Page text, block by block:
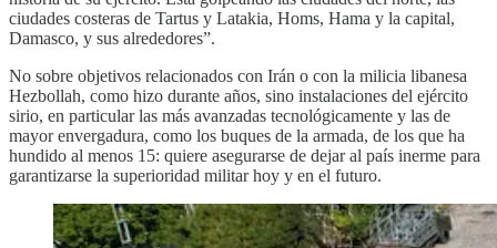
ciudades costeras de Tartus y Latakia, Homs, Hama y la capital,
Damasco, y sus alrededores”.
No sobre objetivos relacionados con Irán o con la milicia libanesa
Hezbollah, como hizo durante años, sino instalaciones del ejército
sirio, en particular las más avanzadas tecnológicamente y las de
mayor envergadura, como los buques de la armada, de los que ha
hundido al menos 15: quiere asegurarse de dejar al país inerme para
garantizarse la superioridad militar hoy y en el futuro.